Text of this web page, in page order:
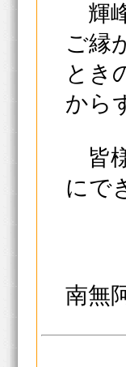
輝
ご縁
とき
から
皆
にで
南無